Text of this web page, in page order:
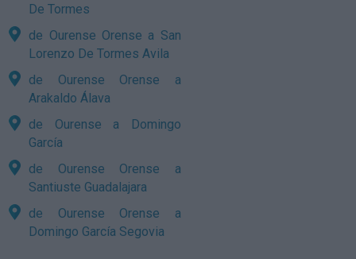
De Tormes
de Ourense Orense a San
Lorenzo De Tormes Avila
de Ourense Orense a
Arakaldo Álava
de Ourense a Domingo
García
de Ourense Orense a
Santiuste Guadalajara
de Ourense Orense a
Domingo García Segovia